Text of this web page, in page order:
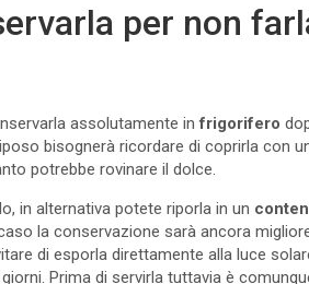
per non
assolutamente infrigorifero
bisognerà ricordare di coprirla con
potrebbe rovinare il dolce.
in alternativa potete riporla in un
la conservazione sarà ancora
di esporla direttamente alla luce
Prima di servirla tuttavia è